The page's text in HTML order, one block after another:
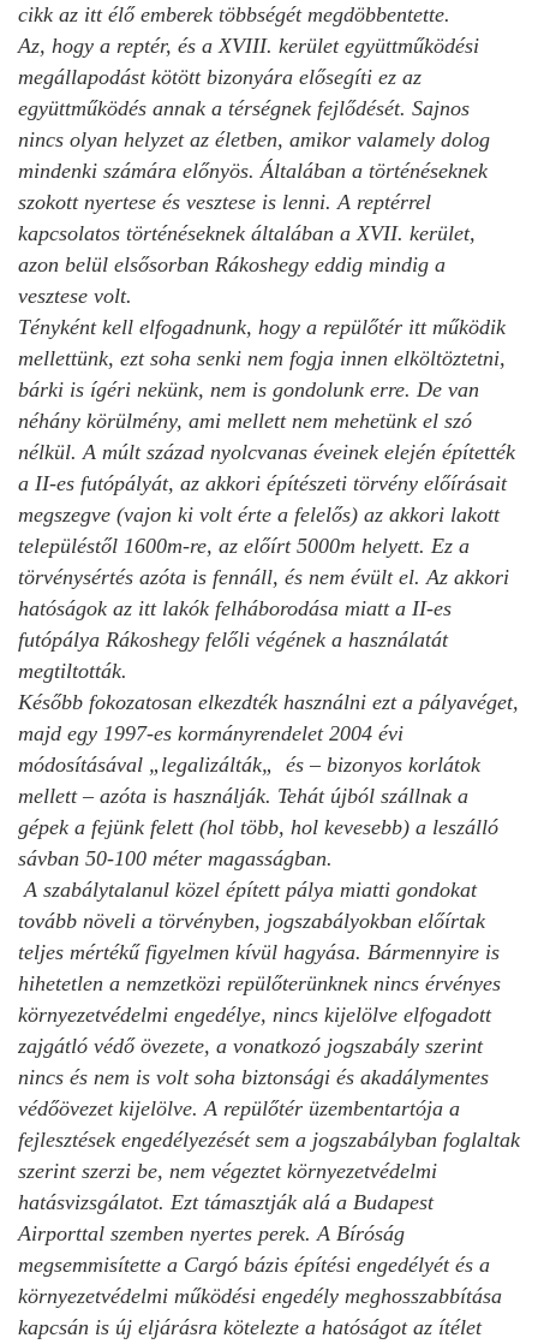
cikk az itt élő emberek többségét megdöbbentette.
Az, hogy a reptér, és a XVIII. kerület együttműködési
megállapodást kötött bizonyára elősegíti ez az
együttműködés annak a térségnek fejlődését. Sajnos
nincs olyan helyzet az életben, amikor valamely dolog
mindenki számára előnyös. Általában a történéseknek
szokott nyertese és vesztese is lenni. A reptérrel
kapcsolatos történéseknek általában a XVII. kerület,
azon belül elsősorban Rákoshegy eddig mindig a
vesztese volt.
Tényként kell elfogadnunk, hogy a repülőtér itt működik
mellettünk, ezt soha senki nem fogja innen elköltöztetni,
bárki is ígéri nekünk, nem is gondolunk erre. De van
néhány körülmény, ami mellett nem mehetünk el szó
nélkül. A múlt század nyolcvanas éveinek elején építették
a II-es futópályát, az akkori építészeti törvény előírásait
megszegve (vajon ki volt érte a felelős) az akkori lakott
településtől 1600m-re, az előírt 5000m helyett. Ez a
törvénysértés azóta is fennáll, és nem évült el. Az akkori
hatóságok az itt lakók felháborodása miatt a II-es
futópálya Rákoshegy felőli végének a használatát
megtiltották.
Később fokozatosan elkezdték használni ezt a pályavéget,
majd egy 1997-es kormányrendelet 2004 évi
módosításával „legalizálták„ és – bizonyos korlátok
mellett – azóta is használják. Tehát újból szállnak a
gépek a fejünk felett (hol több, hol kevesebb) a leszálló
sávban 50-100 méter magasságban.
A szabálytalanul közel épített pálya miatti gondokat
tovább növeli a törvényben, jogszabályokban előírtak
teljes mértékű figyelmen kívül hagyása. Bármennyire is
hihetetlen a nemzetközi repülőterünknek nincs érvényes
környezetvédelmi engedélye, nincs kijelölve elfogadott
zajgátló védő övezete, a vonatkozó jogszabály szerint
nincs és nem is volt soha biztonsági és akadálymentes
védőövezet kijelölve. A repülőtér üzembentartója a
fejlesztések engedélyezését sem a jogszabályban foglaltak
szerint szerzi be, nem végeztet környezetvédelmi
hatásvizsgálatot. Ezt támasztják alá a Budapest
Airporttal szemben nyertes perek. A Bíróság
megsemmisítette a Cargó bázis építési engedélyét és a
környezetvédelmi működési engedély meghosszabbítása
kapcsán is új eljárásra kötelezte a hatóságot az ítélet